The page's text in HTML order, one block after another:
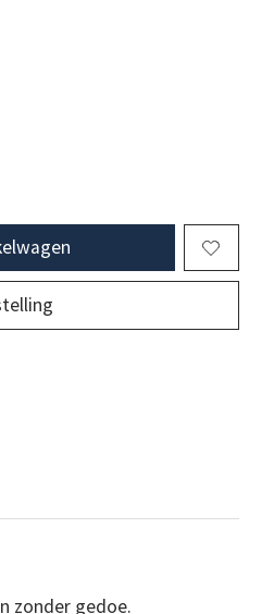
zonder gedoe.